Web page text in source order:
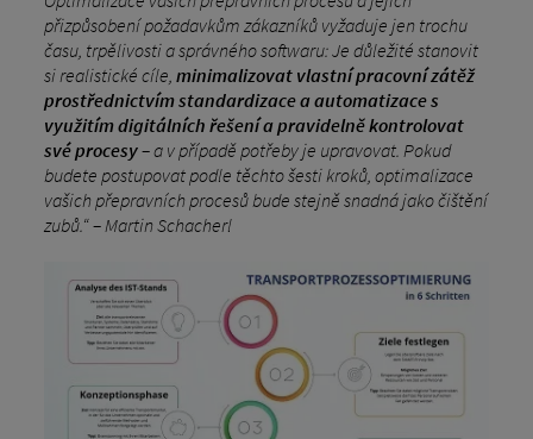
přizpůsobení požadavkům zákazníků vyžaduje jen trochu
času, trpělivosti a správného softwaru: Je důležité stanovit
si realistické cíle, minimalizovat vlastní pracovní zátěž
prostřednictvím standardizace a automatizace s
využitím digitálních řešení a pravidelně kontrolovat
své procesy– a v případě potřeby je upravovat. Pokud
budete postupovat podle těchto šesti kroků, optimalizace
vašich přepravních procesů bude stejně snadná jako čištění
zubů.“ – Martin Schacherl